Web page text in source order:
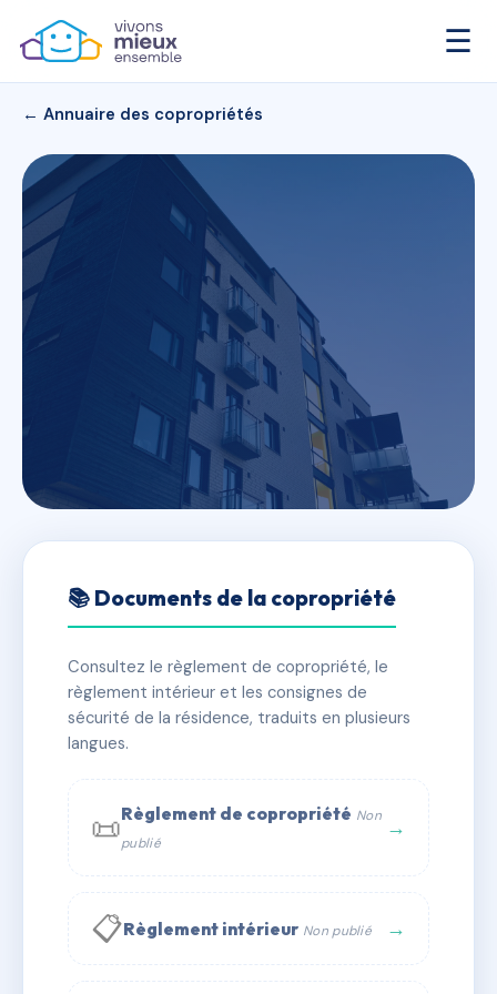
☰
← Annuaire des copropriétés
MASSENA 18 - MS9038
✓ Immatriculée 🏠 8 lots 🏗 1 bâtiment(s)
📞 Contacter Syndic Digital
📚 Documents de la copropriété
Consultez le règlement de copropriété, le
règlement intérieur et les consignes de
sécurité de la résidence, traduits en plusieurs
langues.
📜Règlement de copropriété Non
publié
→
📋Règlement intérieur Non publié →